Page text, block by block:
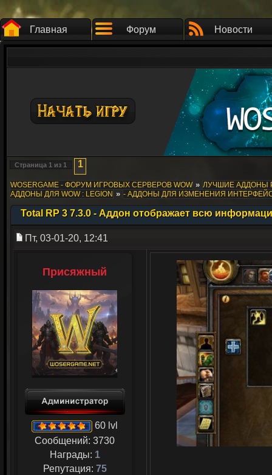
Главная Форум Новости
Страница 1 из 1 1
WOSERGAME - ФОРУМ ИГРОВЫХ СЕРВЕРОВ WOW » ЛУЧШИЕ АДДОНЫ
АДДОНЫ ДЛЯ WOW : LEGION » - АДДОНЫ ДЛЯ ИЗМЕНЕНИЯ
Total RP 3 7.3.0 - Аддон отображает всю
Пт, 03-01-20, 12:41
Присяжный
60 lvl
Сообщений: 3730
Награды: 1
Репутация: 75